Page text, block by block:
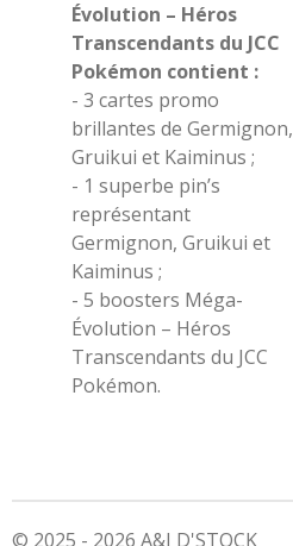
Évolution – Héros
Transcendants du JCC
Pokémon contient :
- 3 cartes promo
brillantes de Germignon,
Gruikui et Kaiminus ;
- 1 superbe pin’s
représentant
Germignon, Gruikui et
Kaiminus ;
- 5 boosters Méga-
Évolution – Héros
Transcendants du JCC
Pokémon.
© 2025 - 2026 A&J D'STOCK